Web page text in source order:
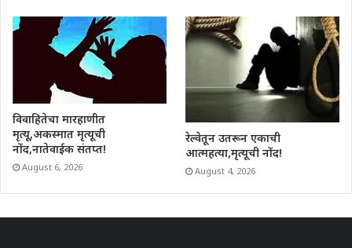
विवाहितेचा मारहाणीत
मृत्यू,अकस्मात मृत्यूची
नोंद,नातेवाईक संतप्त!
August 6, 2026
रेल्वेतून उतरून एकाची
आत्महत्या,मृत्यूची नोंद!
August 4, 2026